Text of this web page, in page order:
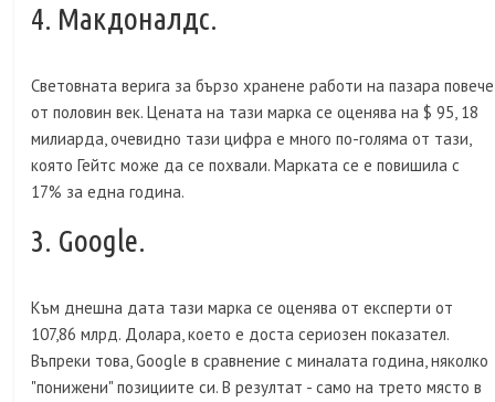
4. Макдоналдс.
Световната верига за бързо хранене работи на пазара повече
от половин век. Цената на тази марка се оценява на $ 95, 18
милиарда, очевидно тази цифра е много по-голяма от тази,
която Гейтс може да се похвали. Марката се е повишила с
17% за една година.
3. Google.
Към днешна дата тази марка се оценява от експерти от
107,86 млрд. Долара, което е доста сериозен показател.
Въпреки това, Google в сравнение с миналата година, няколко
"понижени" позициите си. В резултат - само на трето място в